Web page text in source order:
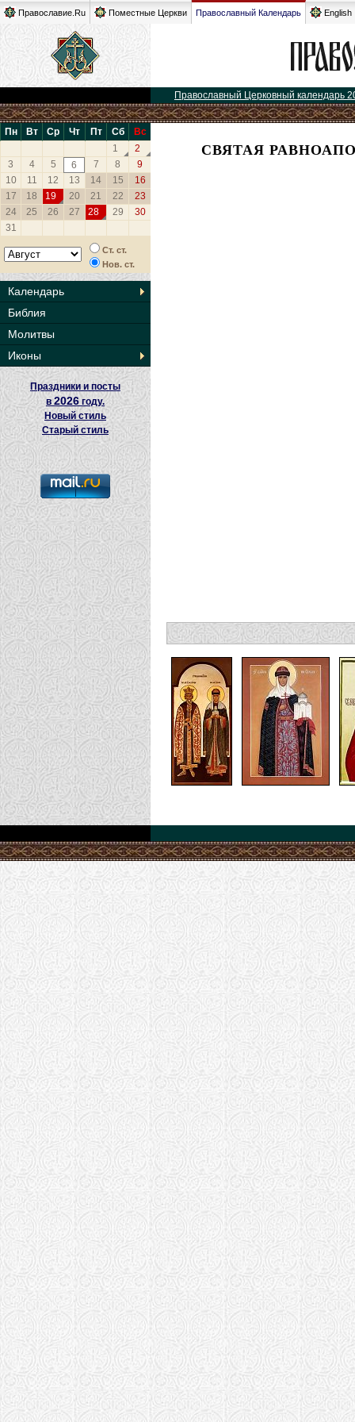
Православие.Ru Поместные Церкви Православный Календарь English
Православный Церковный календарь
Пн Вт Ср Чт Пт Сб
Вс
1
2
3
4 5 6 7 8
9
10
11 12 13 14 15
16
17
18 19 20 21 22
23
24
25 26 27 28 29
30
31
Ст. ст.
Нов. ст.
Календарь
Библия
Молитвы
Иконы
Праздники и посты
в2026 году.
Новый стиль
Старый стиль
СВЯТАЯ